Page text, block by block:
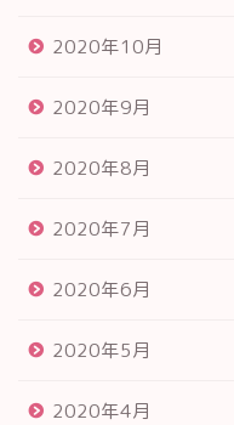
2020年10月
2020年9月
2020年8月
2020年7月
2020年6月
2020年5月
2020年4月